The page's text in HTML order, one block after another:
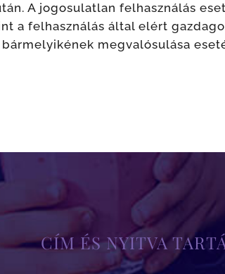
A jogosulatlan felhasználás
a felhasználás által elért
megvalósulása
CÍM ÉS NYITVA